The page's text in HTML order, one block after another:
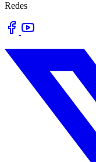
Redes